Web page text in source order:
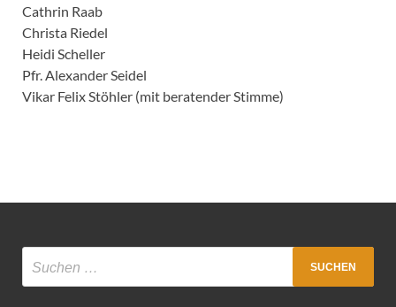
Cathrin Raab
Christa Riedel
Heidi Scheller
Pfr. Alexander Seidel
Vikar Felix Stöhler (mit beratender Stimme)